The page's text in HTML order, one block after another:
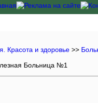
Красота и здоровье >>
Больница №1